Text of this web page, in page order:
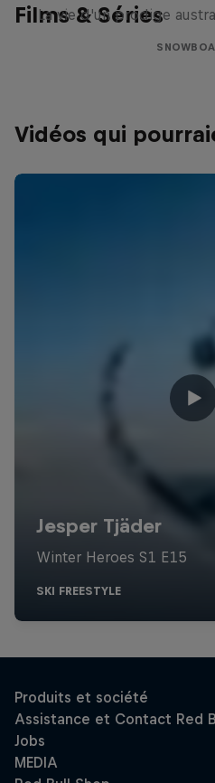
Films & Séries
La vie d'un prodige
Vidéos qui